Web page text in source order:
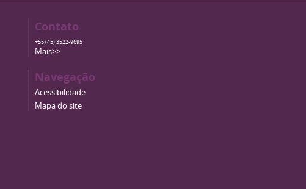
Contato
+55 (45) 3522-9695
Mais>>
Navegação
Acessibilidade
Mapa do site